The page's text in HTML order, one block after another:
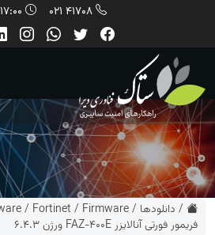
41708 021
/ دانلودها /
Firmware
/
Fortinet
/
فریمور فورتی آنالایزر FAZ-400E ورژن 6.4.3